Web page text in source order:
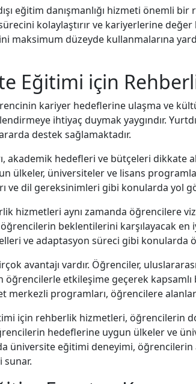
eğitim danışmanlığı hizmeti önemli
kolaylaştırır ve kariyerlerine
maksimum düzeyde kullanmalarına
Eğitimi için
kariyer hedeflerine ulaşma ve
ihtiyaç duymak yaygındır.
destek sağlamaktadır.
akademik hedefleri ve bütçeleri dikkate
ülkeler, üniversiteler ve lisans
ve dil gereksinimleri gibi konularda yol
hizmetleri aynı zamanda öğrencilere
öğrencilerin beklentilerini karşılayacak
ve adaptasyon süreci gibi
avantajı vardır. Öğrenciler,
etkileşime geçerek kapsamlı
programları, öğrencilere
için rehberlik hizmetleri, öğrencilerin
hedeflerine uygun ülkeler ve
üniversite eğitimi deneyimi,
sunar.